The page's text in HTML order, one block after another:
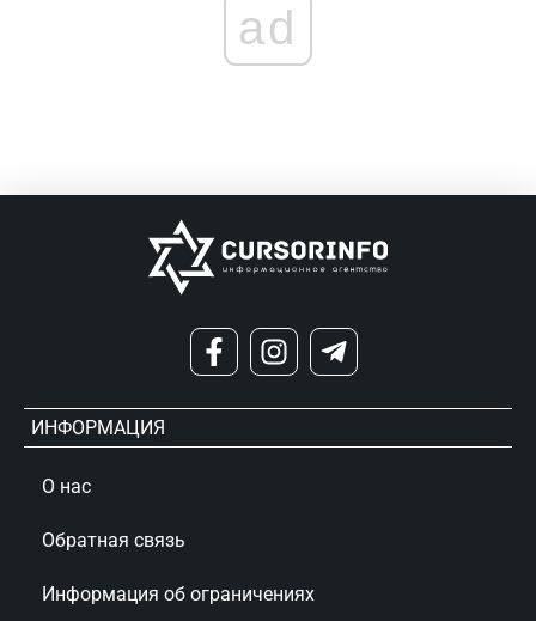
ad
ИНФОРМАЦИЯ
О нас
Обратная связь
Информация об ограничениях